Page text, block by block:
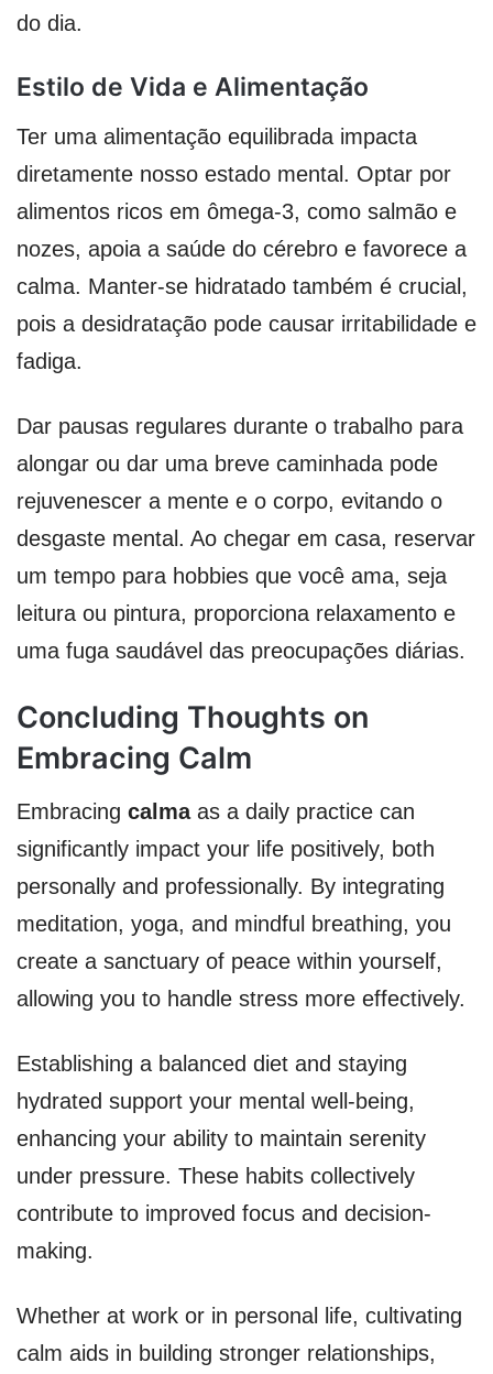
do dia.
Estilo de Vida e Alimentação
Ter uma alimentação equilibrada impacta
diretamente nosso estado mental. Optar por
alimentos ricos em ômega-3, como salmão e
nozes, apoia a saúde do cérebro e favorece a
calma. Manter-se hidratado também é crucial,
pois a desidratação pode causar irritabilidade e
fadiga.
Dar pausas regulares durante o trabalho para
alongar ou dar uma breve caminhada pode
rejuvenescer a mente e o corpo, evitando o
desgaste mental. Ao chegar em casa, reservar
um tempo para hobbies que você ama, seja
leitura ou pintura, proporciona relaxamento e
uma fuga saudável das preocupações diárias.
Concluding Thoughts on
Embracing Calm
Embracing calmaas a daily practice can
significantly impact your life positively, both
personally and professionally. By integrating
meditation, yoga, and mindful breathing, you
create a sanctuary of peace within yourself,
allowing you to handle stress more effectively.
Establishing a balanced diet and staying
hydrated support your mental well-being,
enhancing your ability to maintain serenity
under pressure. These habits collectively
contribute to improved focus and decision-
making.
Whether at work or in personal life, cultivating
calm aids in building stronger relationships,